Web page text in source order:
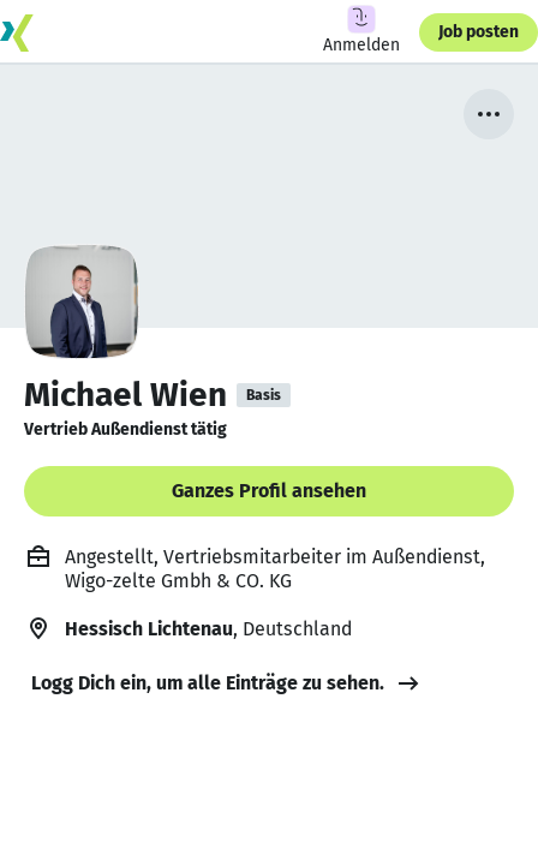
Anmelden
Job posten
Michael Wien Basis
Vertrieb Außendienst tätig
Ganzes Profil ansehen
Angestellt, Vertriebsmitarbeiter im Außendienst,
Wigo-zelte Gmbh & CO. KG
Hessisch Lichtenau, Deutschland
Logg Dich ein, um alle Einträge zu sehen.